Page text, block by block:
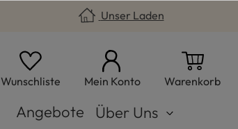
Unser Laden
Wunschliste Du hast 0 Produkte auf dem
Mein Konto Warenkorb
Angebote Über Uns